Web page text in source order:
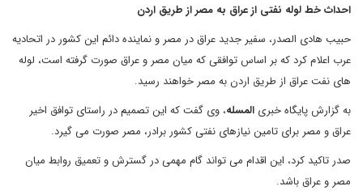
احداث خط لوله نفتی از عراق به مصر از طریق اردن
حبیب هادی الصدر، سفیر جدید عراق در مصر و نماینده دائم این کشور در اتحادیه
عرب اعلام کرد که بر اساس توافقی که میان مصر و عراق صورت گرفته است، لوله
های نفت عراق از طریق اردن به مصر خواهند رسید.
به گزارش پایگاه خبری المسله، وی گفت که این تصمیم در راستای توافق اخیر
عراق و مصر برای تامین نیازهای نفتی کشور برادر، مصر صورت می گیرد.
صدر تاکید کرد، این اقدام می تواند گام مهمی در گسترش و تعمیق روابط میان
مصر و عراق باشد.